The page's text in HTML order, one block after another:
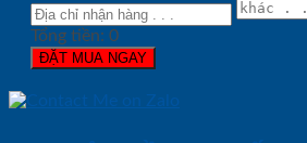
Tổng tiền: 0
ĐẶT MUA NGAY